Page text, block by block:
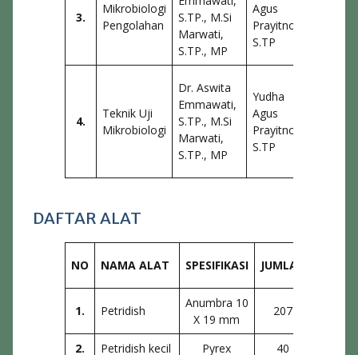
3.
Mikrobiologi
Pengolahan
S.TP., M.Si
Marwati,
S.TP., MP
Agus
Prayitno,
S.TP
4.
Teknik Uji
Mikrobiologi
Dr. Aswita
Emmawati,
S.TP., M.Si
Marwati,
S.TP., MP
Yudha
Agus
Prayitno,
S.TP
DAFTAR ALAT
NO NAMA ALAT SPESIFIKASI JUMLAH
1. Petridish
Anumbra 10
X 19 mm
207
2. Petridish kecil Pyrex 40